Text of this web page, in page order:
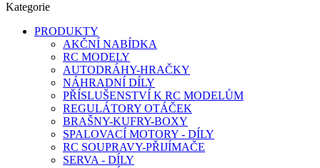
Kategorie
PRODUKTY
AKČNÍ NABÍDKA
RC MODELY
AUTODRÁHY-HRAČKY
NÁHRADNÍ DÍLY
PŘÍSLUŠENSTVÍ K RC MODELŮM
REGULÁTORY OTÁČEK
BRAŠNY-KUFRY-BOXY
SPALOVACÍ MOTORY - DÍLY
RC SOUPRAVY-PŘIJÍMAČE
SERVA - DÍLY